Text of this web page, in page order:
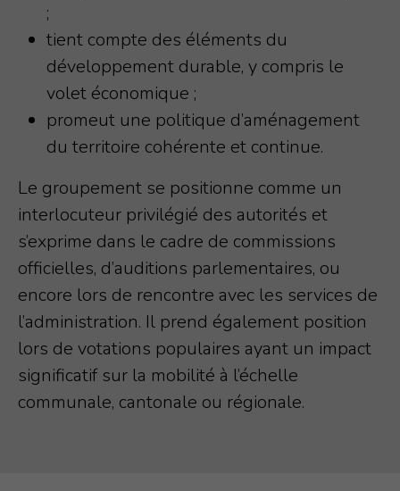
;
tient compte des éléments du
développement durable, y compris le
volet économique ;
promeut une politique d’aménagement
du territoire cohérente et continue.
Le groupement se positionne comme un
interlocuteur privilégié des autorités et
s’exprime dans le cadre de commissions
officielles, d’auditions parlementaires, ou
encore lors de rencontre avec les services de
l’administration. Il prend également position
lors de votations populaires ayant un impact
significatif sur la mobilité à l’échelle
communale, cantonale ou régionale.